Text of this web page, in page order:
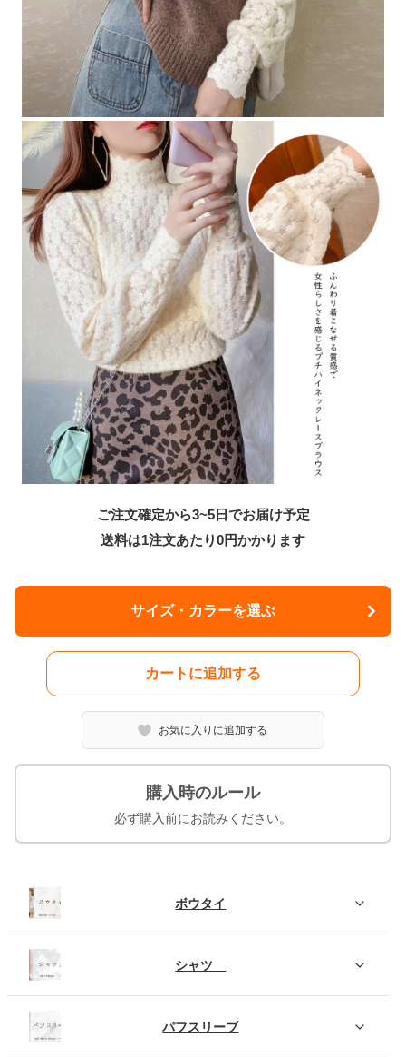
ご注文確定から3~5日でお届け予定
送料は1注文あたり0円かかります
サイズ・カラーを選ぶ
カートに追加する
お気に入りに追加する
購入時のルール
必ず購入前にお読みください。
ボウタイ
シャツ
パフスリーブ